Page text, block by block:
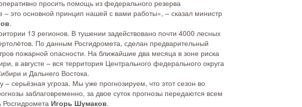
просить помощь из федерального резерва
это основной принцип нашей с вами работы», – сказал министр
.
13 регионов. В тушении задействовано почти 4000 лесных
По данным Росгидромета, сделан предварительный
пожарной опасности. На ближайшие два месяца в зоне риска
в августе – вся территория Центрального федерального округа
и Дальнего Востока.
серьёзная угроза. Мы уже прогнозируем, что этот сезон во
заблаговременно, за двое суток прогнозы передаются всем
Игорь Шумаков.